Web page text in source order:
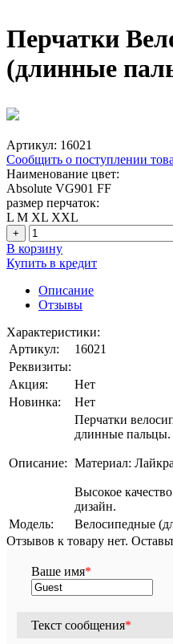
Перчатки
(длинные
Артикул: 16021
Сообщить о поступлении
Наименование цвет:
Absolute VG901 FF
размер перчаток:
L M XL XXL
+
В корзину
Купить в кредит
Описание
Отзывы
Характеристики:
Артикул:
16021
Реквизиты:
Акция:
Нет
Новинка:
Нет
Описание:
Перчатки
длинные пальцы.
Материал: Лайкра
Высокое
дизайн.
Модель:
Велосипедные
Отзывов к товару нет.
Ваше имя*
Текст сообщения*